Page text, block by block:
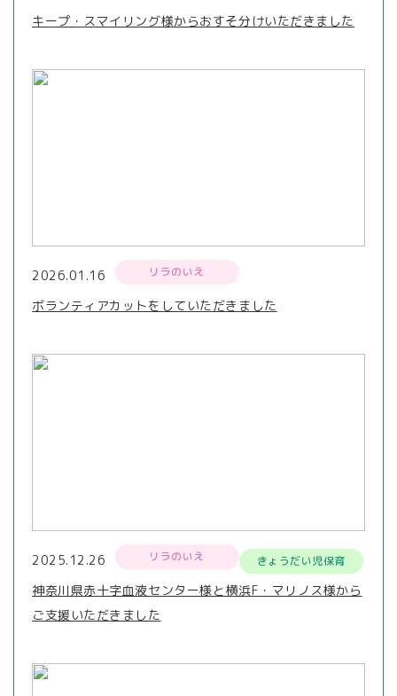
キープ・スマイリング様からおすそ分けいただきました
2026.01.16 リラのいえ
ボランティアカットをしていただきました
2025.12.26 リラのいえ きょうだい児保育
神奈川県赤十字血液センター様と横浜F・マリノス様から
ご支援いただきました